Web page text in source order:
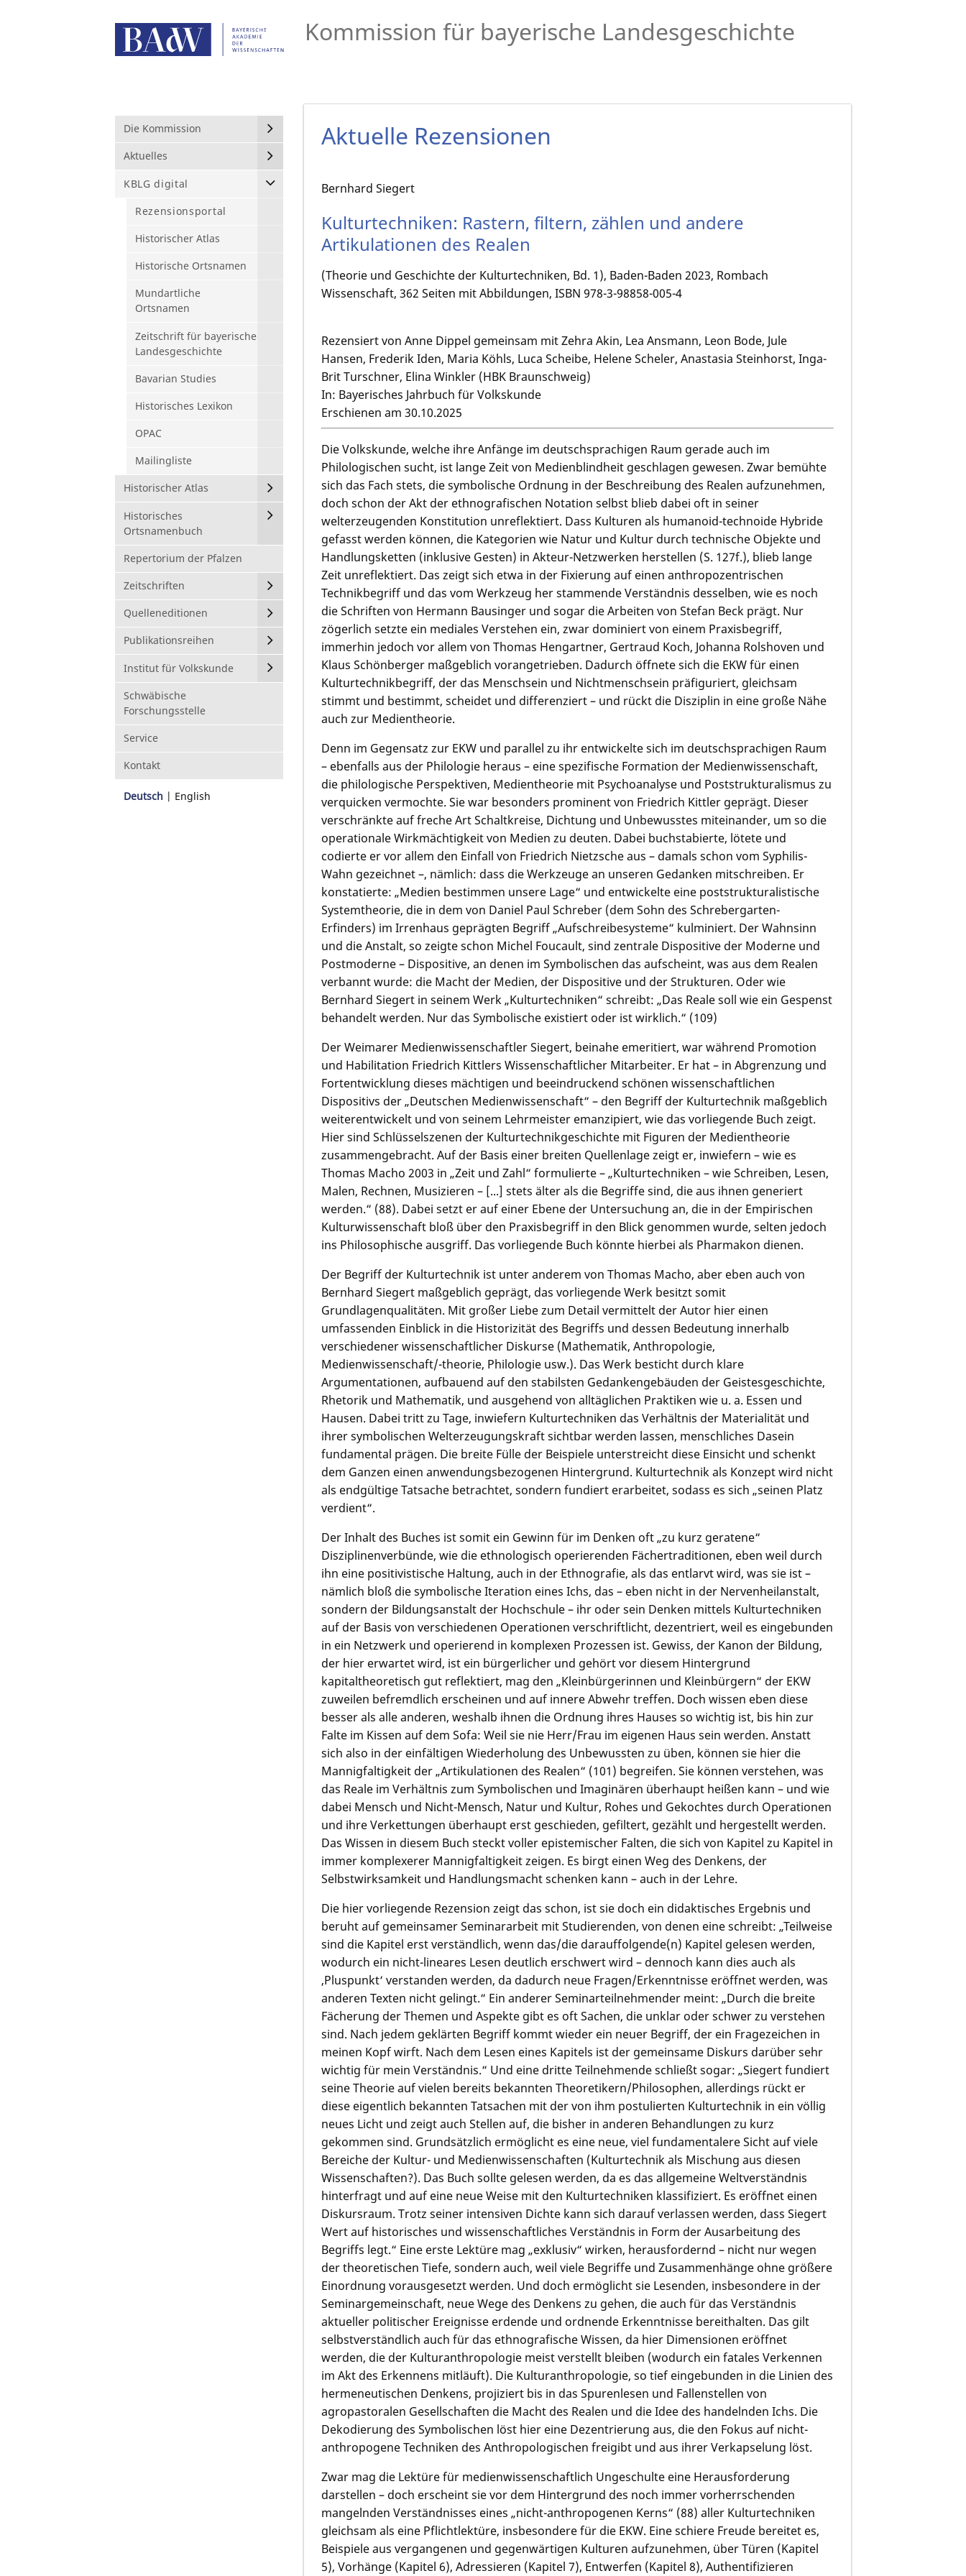
Kommission für bayerische Landesgeschichte
Die Kommission
Aktuelles
KBLG digital
Rezensionsportal
Historischer Atlas
Historische Ortsnamen
Mundartliche
Ortsnamen
Zeitschrift für bayerische
Landesgeschichte
Bavarian Studies
Historisches Lexikon
OPAC
Mailingliste
Historischer Atlas
Historisches
Ortsnamenbuch
Repertorium der Pfalzen
Zeitschriften
Quelleneditionen
Publikationsreihen
Institut für Volkskunde
Schwäbische
Forschungsstelle
Service
Kontakt
Deutsch English
Aktuelle Rezensionen
Bernhard Siegert
Kulturtechniken: Rastern, filtern, zählen und andere
Artikulationen des Realen
(Theorie und Geschichte der Kulturtechniken, Bd. 1), Baden-Baden 2023, Rombach
Wissenschaft, 362 Seiten mit Abbildungen, ISBN 978-3-98858-005-4
Rezensiert von Anne Dippel gemeinsam mit Zehra Akin, Lea Ansmann, Leon Bode, Jule
Hansen, Frederik Iden, Maria Köhls, Luca Scheibe, Helene Scheler, Anastasia Steinhorst, Inga-
Brit Turschner, Elina Winkler (HBK Braunschweig)
In: Bayerisches Jahrbuch für Volkskunde
Erschienen am 30.10.2025
Die Volkskunde, welche ihre Anfänge im deutschsprachigen Raum gerade auch im
Philologischen sucht, ist lange Zeit von Medienblindheit geschlagen gewesen. Zwar bemühte
sich das Fach stets, die symbolische Ordnung in der Beschreibung des Realen aufzunehmen,
doch schon der Akt der ethnografischen Notation selbst blieb dabei oft in seiner
welterzeugenden Konstitution unreflektiert. Dass Kulturen als humanoid-technoide Hybride
gefasst werden können, die Kategorien wie Natur und Kultur durch technische Objekte und
Handlungsketten (inklusive Gesten) in Akteur-Netzwerken herstellen (S. 127f.), blieb lange
Zeit unreflektiert. Das zeigt sich etwa in der Fixierung auf einen anthropozentrischen
Technikbegriff und das vom Werkzeug her stammende Verständnis desselben, wie es noch
die Schriften von Hermann Bausinger und sogar die Arbeiten von Stefan Beck prägt. Nur
zögerlich setzte ein mediales Verstehen ein, zwar dominiert von einem Praxisbegriff,
immerhin jedoch vor allem von Thomas Hengartner, Gertraud Koch, Johanna Rolshoven und
Klaus Schönberger maßgeblich vorangetrieben. Dadurch öffnete sich die EKW für einen
Kulturtechnikbegriff, der das Menschsein und Nichtmenschsein präfiguriert, gleichsam
stimmt und bestimmt, scheidet und differenziert – und rückt die Disziplin in eine große Nähe
auch zur Medientheorie.
Denn im Gegensatz zur EKW und parallel zu ihr entwickelte sich im deutschsprachigen Raum
– ebenfalls aus der Philologie heraus – eine spezifische Formation der Medienwissenschaft,
die philologische Perspektiven, Medientheorie mit Psychoanalyse und Poststrukturalismus zu
verquicken vermochte. Sie war besonders prominent von Friedrich Kittler geprägt. Dieser
verschränkte auf freche Art Schaltkreise, Dichtung und Unbewusstes miteinander, um so die
operationale Wirkmächtigkeit von Medien zu deuten. Dabei buchstabierte, lötete und
codierte er vor allem den Einfall von Friedrich Nietzsche aus – damals schon vom Syphilis-
Wahn gezeichnet –, nämlich: dass die Werkzeuge an unseren Gedanken mitschreiben. Er
konstatierte: „Medien bestimmen unsere Lage“ und entwickelte eine poststrukturalistische
Systemtheorie, die in dem von Daniel Paul Schreber (dem Sohn des Schrebergarten-
Erfinders) im Irrenhaus geprägten Begriff „Aufschreibesysteme“ kulminiert. Der Wahnsinn
und die Anstalt, so zeigte schon Michel Foucault, sind zentrale Dispositive der Moderne und
Postmoderne – Dispositive, an denen im Symbolischen das aufscheint, was aus dem Realen
verbannt wurde: die Macht der Medien, der Dispositive und der Strukturen. Oder wie
Bernhard Siegert in seinem Werk „Kulturtechniken“ schreibt: „Das Reale soll wie ein Gespenst
behandelt werden. Nur das Symbolische existiert oder ist wirklich.“ (109)
Der Weimarer Medienwissenschaftler Siegert, beinahe emeritiert, war während Promotion
und Habilitation Friedrich Kittlers Wissenschaftlicher Mitarbeiter. Er hat – in Abgrenzung und
Fortentwicklung dieses mächtigen und beeindruckend schönen wissenschaftlichen
Dispositivs der „Deutschen Medienwissenschaft“ – den Begriff der Kulturtechnik maßgeblich
weiterentwickelt und von seinem Lehrmeister emanzipiert, wie das vorliegende Buch zeigt.
Hier sind Schlüsselszenen der Kulturtechnikgeschichte mit Figuren der Medientheorie
zusammengebracht. Auf der Basis einer breiten Quellenlage zeigt er, inwiefern – wie es
Thomas Macho 2003 in „Zeit und Zahl“ formulierte – „Kulturtechniken – wie Schreiben, Lesen,
Malen, Rechnen, Musizieren – [...] stets älter als die Begriffe sind, die aus ihnen generiert
werden.“ (88). Dabei setzt er auf einer Ebene der Untersuchung an, die in der Empirischen
Kulturwissenschaft bloß über den Praxisbegriff in den Blick genommen wurde, selten jedoch
ins Philosophische ausgriff. Das vorliegende Buch könnte hierbei als Pharmakon dienen.
Der Begriff der Kulturtechnik ist unter anderem von Thomas Macho, aber eben auch von
Bernhard Siegert maßgeblich geprägt, das vorliegende Werk besitzt somit
Grundlagenqualitäten. Mit großer Liebe zum Detail vermittelt der Autor hier einen
umfassenden Einblick in die Historizität des Begriffs und dessen Bedeutung innerhalb
verschiedener wissenschaftlicher Diskurse (Mathematik, Anthropologie,
Medienwissenschaft/-theorie, Philologie usw.). Das Werk besticht durch klare
Argumentationen, aufbauend auf den stabilsten Gedankengebäuden der Geistesgeschichte,
Rhetorik und Mathematik, und ausgehend von alltäglichen Praktiken wie u. a. Essen und
Hausen. Dabei tritt zu Tage, inwiefern Kulturtechniken das Verhältnis der Materialität und
ihrer symbolischen Welterzeugungskraft sichtbar werden lassen, menschliches Dasein
fundamental prägen. Die breite Fülle der Beispiele unterstreicht diese Einsicht und schenkt
dem Ganzen einen anwendungsbezogenen Hintergrund. Kulturtechnik als Konzept wird nicht
als endgültige Tatsache betrachtet, sondern fundiert erarbeitet, sodass es sich „seinen Platz
verdient“.
Der Inhalt des Buches ist somit ein Gewinn für im Denken oft „zu kurz geratene“
Disziplinenverbünde, wie die ethnologisch operierenden Fächertraditionen, eben weil durch
ihn eine positivistische Haltung, auch in der Ethnografie, als das entlarvt wird, was sie ist –
nämlich bloß die symbolische Iteration eines Ichs, das – eben nicht in der Nervenheilanstalt,
sondern der Bildungsanstalt der Hochschule – ihr oder sein Denken mittels Kulturtechniken
auf der Basis von verschiedenen Operationen verschriftlicht, dezentriert, weil es eingebunden
in ein Netzwerk und operierend in komplexen Prozessen ist. Gewiss, der Kanon der Bildung,
der hier erwartet wird, ist ein bürgerlicher und gehört vor diesem Hintergrund
kapitaltheoretisch gut reflektiert, mag den „Kleinbürgerinnen und Kleinbürgern“ der EKW
zuweilen befremdlich erscheinen und auf innere Abwehr treffen. Doch wissen eben diese
besser als alle anderen, weshalb ihnen die Ordnung ihres Hauses so wichtig ist, bis hin zur
Falte im Kissen auf dem Sofa: Weil sie nie Herr/Frau im eigenen Haus sein werden. Anstatt
sich also in der einfältigen Wiederholung des Unbewussten zu üben, können sie hier die
Mannigfaltigkeit der „Artikulationen des Realen“ (101) begreifen. Sie können verstehen, was
das Reale im Verhältnis zum Symbolischen und Imaginären überhaupt heißen kann – und wie
dabei Mensch und Nicht-Mensch, Natur und Kultur, Rohes und Gekochtes durch Operationen
und ihre Verkettungen überhaupt erst geschieden, gefiltert, gezählt und hergestellt werden.
Das Wissen in diesem Buch steckt voller epistemischer Falten, die sich von Kapitel zu Kapitel in
immer komplexerer Mannigfaltigkeit zeigen. Es birgt einen Weg des Denkens, der
Selbstwirksamkeit und Handlungsmacht schenken kann – auch in der Lehre.
Die hier vorliegende Rezension zeigt das schon, ist sie doch ein didaktisches Ergebnis und
beruht auf gemeinsamer Seminararbeit mit Studierenden, von denen eine schreibt: „Teilweise
sind die Kapitel erst verständlich, wenn das/die darauffolgende(n) Kapitel gelesen werden,
wodurch ein nicht-lineares Lesen deutlich erschwert wird – dennoch kann dies auch als
‚Pluspunkt‘ verstanden werden, da dadurch neue Fragen/Erkenntnisse eröffnet werden, was
anderen Texten nicht gelingt.“ Ein anderer Seminarteilnehmender meint: „Durch die breite
Fächerung der Themen und Aspekte gibt es oft Sachen, die unklar oder schwer zu verstehen
sind. Nach jedem geklärten Begriff kommt wieder ein neuer Begriff, der ein Fragezeichen in
meinen Kopf wirft. Nach dem Lesen eines Kapitels ist der gemeinsame Diskurs darüber sehr
wichtig für mein Verständnis.“ Und eine dritte Teilnehmende schließt sogar: „Siegert fundiert
seine Theorie auf vielen bereits bekannten Theoretikern/Philosophen, allerdings rückt er
diese eigentlich bekannten Tatsachen mit der von ihm postulierten Kulturtechnik in ein völlig
neues Licht und zeigt auch Stellen auf, die bisher in anderen Behandlungen zu kurz
gekommen sind. Grundsätzlich ermöglicht es eine neue, viel fundamentalere Sicht auf viele
Bereiche der Kultur- und Medienwissenschaften (Kulturtechnik als Mischung aus diesen
Wissenschaften?). Das Buch sollte gelesen werden, da es das allgemeine Weltverständnis
hinterfragt und auf eine neue Weise mit den Kulturtechniken klassifiziert. Es eröffnet einen
Diskursraum. Trotz seiner intensiven Dichte kann sich darauf verlassen werden, dass Siegert
Wert auf historisches und wissenschaftliches Verständnis in Form der Ausarbeitung des
Begriffs legt.“ Eine erste Lektüre mag „exklusiv“ wirken, herausfordernd – nicht nur wegen
der theoretischen Tiefe, sondern auch, weil viele Begriffe und Zusammenhänge ohne größere
Einordnung vorausgesetzt werden. Und doch ermöglicht sie Lesenden, insbesondere in der
Seminargemeinschaft, neue Wege des Denkens zu gehen, die auch für das Verständnis
aktueller politischer Ereignisse erdende und ordnende Erkenntnisse bereithalten. Das gilt
selbstverständlich auch für das ethnografische Wissen, da hier Dimensionen eröffnet
werden, die der Kulturanthropologie meist verstellt bleiben (wodurch ein fatales Verkennen
im Akt des Erkennens mitläuft). Die Kulturanthropologie, so tief eingebunden in die Linien des
hermeneutischen Denkens, projiziert bis in das Spurenlesen und Fallenstellen von
agropastoralen Gesellschaften die Macht des Realen und die Idee des handelnden Ichs. Die
Dekodierung des Symbolischen löst hier eine Dezentrierung aus, die den Fokus auf nicht-
anthropogene Techniken des Anthropologischen freigibt und aus ihrer Verkapselung löst.
Zwar mag die Lektüre für medienwissenschaftlich Ungeschulte eine Herausforderung
darstellen – doch erscheint sie vor dem Hintergrund des noch immer vorherrschenden
mangelnden Verständnisses eines „nicht-anthropogenen Kerns“ (88) aller Kulturtechniken
gleichsam als eine Pflichtlektüre, insbesondere für die EKW. Eine schiere Freude bereitet es,
Beispiele aus vergangenen und gegenwärtigen Kulturen aufzunehmen, über Türen (Kapitel
5), Vorhänge (Kapitel 6), Adressieren (Kapitel 7), Entwerfen (Kapitel 8), Authentifizieren